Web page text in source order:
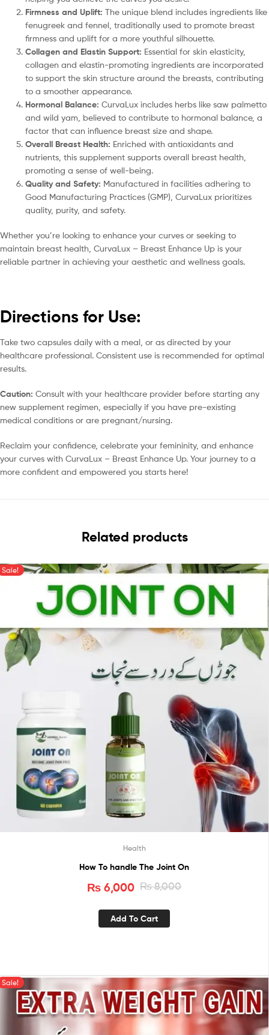
Firmness and Uplift: The unique blend includes ingredients like
fenugreek and fennel, traditionally used to promote breast
firmness and uplift for a more youthful silhouette.
Collagen and Elastin Support: Essential for skin elasticity,
collagen and elastin-promoting ingredients are incorporated
to support the skin structure around the breasts, contributing
to a smoother appearance.
Hormonal Balance: CurvaLux includes herbs like saw palmetto
and wild yam, believed to contribute to hormonal balance, a
factor that can influence breast size and shape.
Overall Breast Health: Enriched with antioxidants and
nutrients, this supplement supports overall breast health,
promoting a sense of well-being.
Quality and Safety: Manufactured in facilities adhering to
Good Manufacturing Practices (GMP), CurvaLux prioritizes
quality, purity, and safety.
Whether you’re looking to enhance your curves or seeking to
maintain breast health, CurvaLux – Breast Enhance Up is your
reliable partner in achieving your aesthetic and wellness goals.
Directions for Use:
Take two capsules daily with a meal, or as directed by your
healthcare professional. Consistent use is recommended for optimal
results.
Caution: Consult with your healthcare provider before starting any
new supplement regimen, especially if you have pre-existing
medical conditions or are pregnant/nursing.
Reclaim your confidence, celebrate your femininity, and enhance
your curves with CurvaLux – Breast Enhance Up. Your journey to a
more confident and empowered you starts here!
Related products
Sale!
Health
How To handle The Joint On
₨8,000
₨6,000
Add To Cart
Sale!